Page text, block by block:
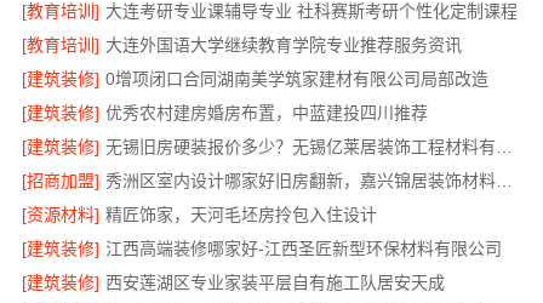
[教育培训] 大连考研专业课辅导专业 社科赛斯考研个性化定制课程
[教育培训] 大连外国语大学继续教育学院专业推荐服务资讯
[建筑装修] 0增项闭口合同湖南美学筑家建材有限公司局部改造
[建筑装修] 优秀农村建房婚房布置，中蓝建投四川推荐
[建筑装修]
[招商加盟]
秀洲区室内设计哪家好旧房翻新，嘉兴锦居装饰材料有限公司高效服务
[资源材料] 精匠饰家，天河毛坯房拎包入住设计
[建筑装修] 江西高端装修哪家好-江西圣匠新型环保材料有限公司
[建筑装修] 西安莲湖区专业家装平层自有施工队居安天成